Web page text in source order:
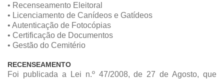
• Recenseamento Eleitoral
• Licenciamento de Canídeos e Gatídeos
• Autenticação de Fotocópias
• Certificação de Documentos
• Gestão do Cemitério
RECENSEAMENTO
Foi publicada a Lei n.º 47/2008, de 27 de Agosto, que